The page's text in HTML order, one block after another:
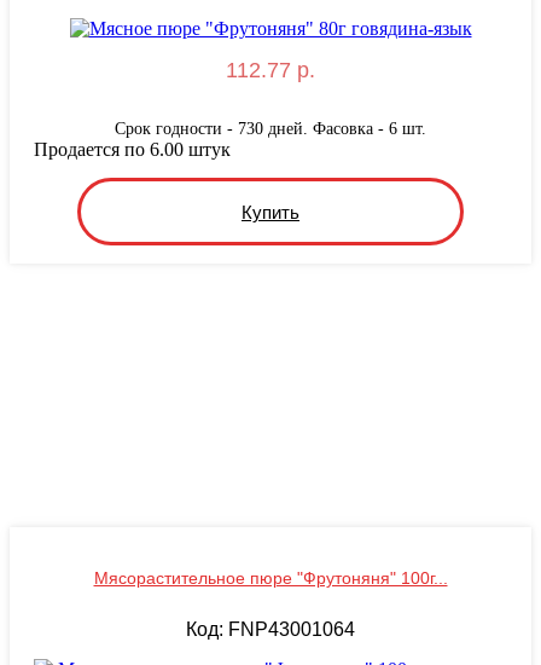
112.77 р.
Срок годности - 730 дней. Фасовка - 6 шт.
Купить
Продается по 6.00 штук
Мясорастительное пюре "Фрутоняня" 100г...
Код: FNP43001064